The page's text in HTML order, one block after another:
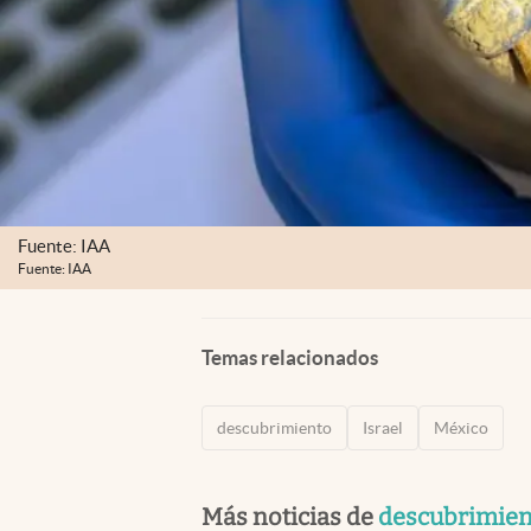
Fuente: IAA
Fuente: IAA
Temas relacionados
descubrimiento Israel México
Más noticias de